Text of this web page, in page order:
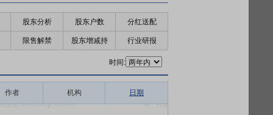
股东分析 股东户数 分红送配
限售解禁 股东增减持 行业研报
时间:
作者 机构 日期